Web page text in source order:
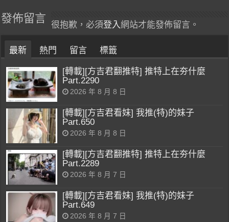
發佈留言
很抱歉，必須登入網站才能發佈留言。
最新 熱門 留言 標籤
[轉載][方吉君翻推特] 推特上在夯什麼
Part.2290
2026 年 8 月 8 日
[轉載][方吉君看妹] 我推(特)的妹子
Part.650
2026 年 8 月 8 日
[轉載][方吉君翻推特] 推特上在夯什麼
Part.2289
2026 年 8 月 7 日
[轉載][方吉君看妹] 我推(特)的妹子
Part.649
2026 年 8 月 7 日